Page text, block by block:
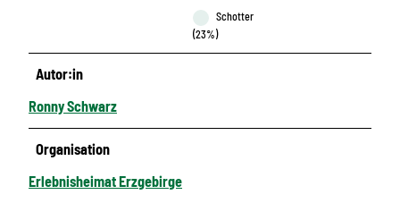
Schotter
(23%)
Autor:in
Ronny Schwarz
Organisation
Erlebnisheimat Erzgebirge